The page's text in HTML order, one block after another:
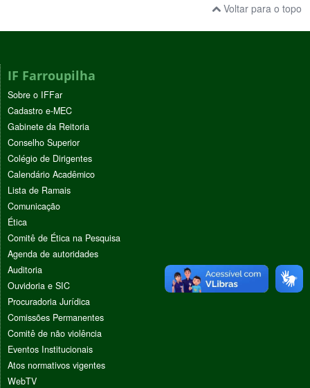
Voltar para o topo
IF Farroupilha
Sobre o IFFar
Cadastro e-MEC
Gabinete da Reitoria
Conselho Superior
Colégio de Dirigentes
Calendário Acadêmico
Lista de Ramais
Comunicação
Ética
Comitê de Ética na Pesquisa
Agenda de autoridades
Auditoria
Ouvidoria e SIC
Procuradoria Jurídica
Comissões Permanentes
Comitê de não violência
Eventos Institucionais
Atos normativos vigentes
WebTV